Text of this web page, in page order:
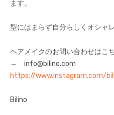
ます。
型にはまらず自分らしくオシャ
ヘアメイクのお問い合わせはこ
→ info@bilino.com
https://www.instagram.com/
Bilino